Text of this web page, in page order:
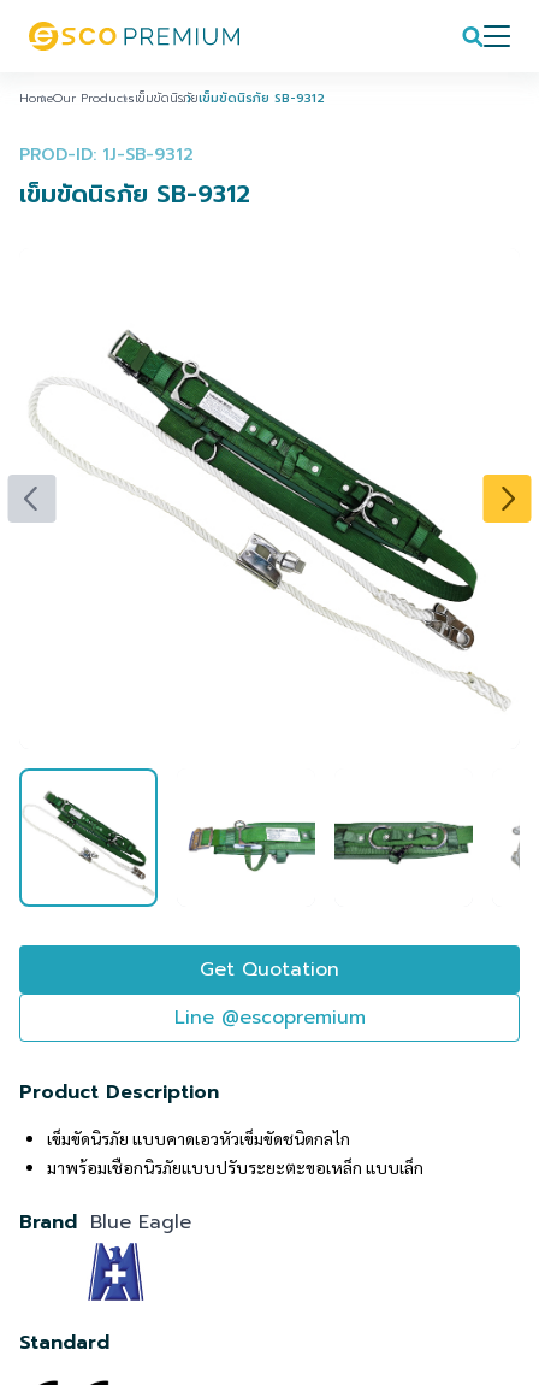
HomeOur Productsเข็มขัดนิรภัยเข็มขัดนิรภัย SB-9312
PROD-ID: 1J-SB-9312
เข็มขัดนิรภัย SB-9312
Get Quotation
Line @escopremium
Product Description
เข็มขัดนิรภัย แบบคาดเอวหัวเข็มขัดชนิดกลไก
มาพร้อมเชือกนิรภัยแบบปรับระยะตะขอเหล็ก แบบเล็ก
Brand Blue Eagle
Standard